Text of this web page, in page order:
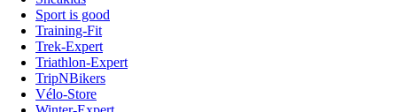
Sport is good
Training-Fit
Trek-Expert
Triathlon-Expert
TripNBikers
Vélo-Store